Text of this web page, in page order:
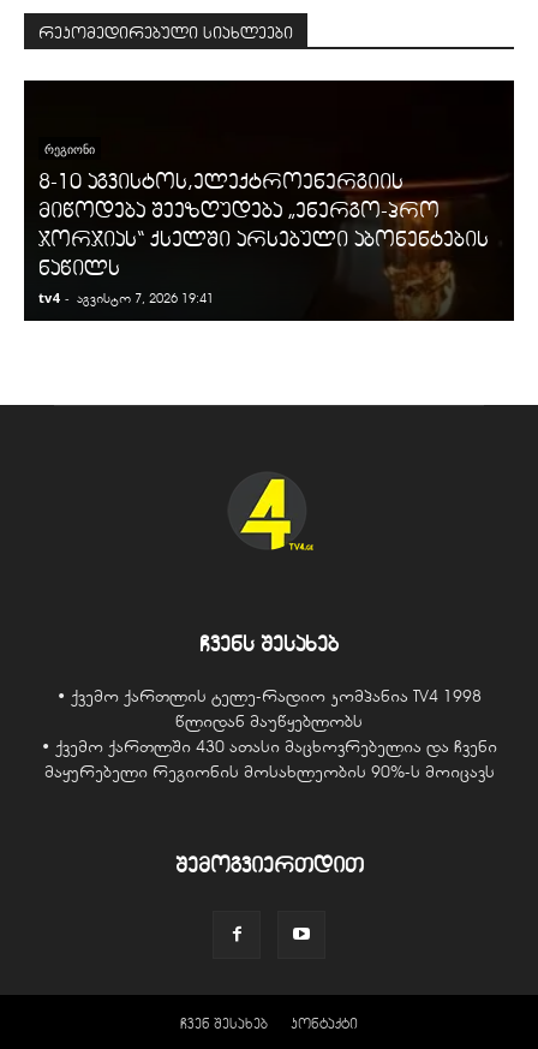
რეკომედირებული სიახლეები
ᲠᲔᲒᲘᲝᲜᲘ
8-10 აგვისტოს,ელექტროენერგიის
მიწოდება შეეზღუდება „ენერგო-პრო
ჯორჯიას“ ქსელში არსებული აბონენტების
ნაწილს
tv4 - აგვისტო 7, 2026 19:41
ჩვენს შესახებ
• ქვემო ქართლის ტელე-რადიო კომპანია TV4 1998
წლიდან მაუწყებლობს
• ქვემო ქართლში 430 ათასი მაცხოვრებელია და ჩვენი
მაყურებელი რეგიონის მოსახლეობის 90%-ს მოიცავს
შემოგვიერთდით
ჩვენ შესახებ კონტაქტი